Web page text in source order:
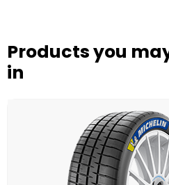
Products you
in